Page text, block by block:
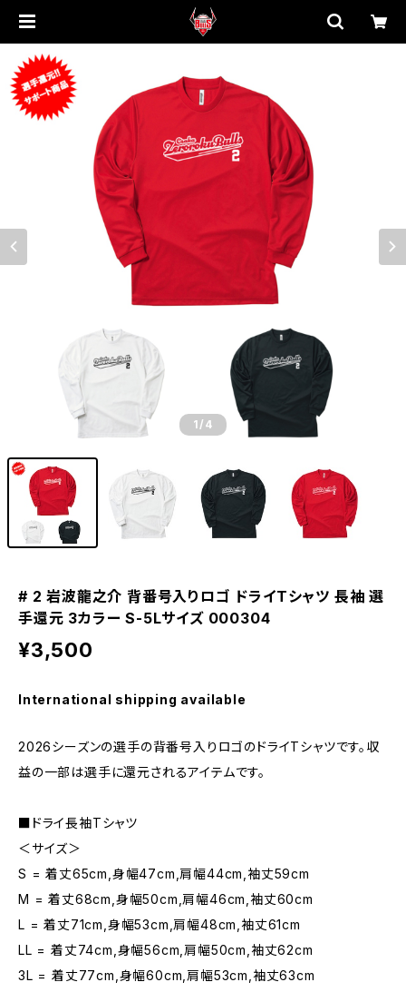
1 /4
# 2 岩波龍之介 背番号入りロゴ ドライTシャツ 長袖 選
手還元 3カラー S-5Lサイズ 000304
¥3,500
International shipping available
2026シーズンの選手の背番号入りロゴのドライTシャツです。収
益の一部は選手に還元されるアイテムです。
■ドライ長袖Tシャツ
＜サイズ＞
S = 着丈65cm,身幅47cm,肩幅44cm,袖丈59cm
M = 着丈68cm,身幅50cm,肩幅46cm,袖丈60cm
L = 着丈71cm,身幅53cm,肩幅48cm,袖丈61cm
LL = 着丈74cm,身幅56cm,肩幅50cm,袖丈62cm
3L = 着丈77cm,身幅60cm,肩幅53cm,袖丈63cm